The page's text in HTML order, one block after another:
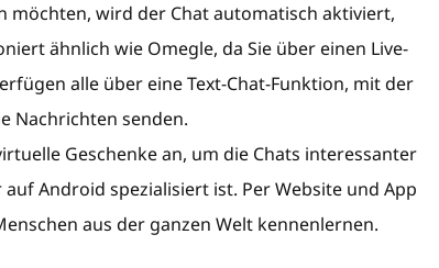
möchten, wird der Chat automatisch aktiviert,
ähnlich wie Omegle, da Sie über einen Live-
alle über eine Text-Chat-Funktion, mit der
Nachrichten senden.
Geschenke an, um die Chats interessanter
Android spezialisiert ist. Per Website und App
aus der ganzen Welt kennenlernen.